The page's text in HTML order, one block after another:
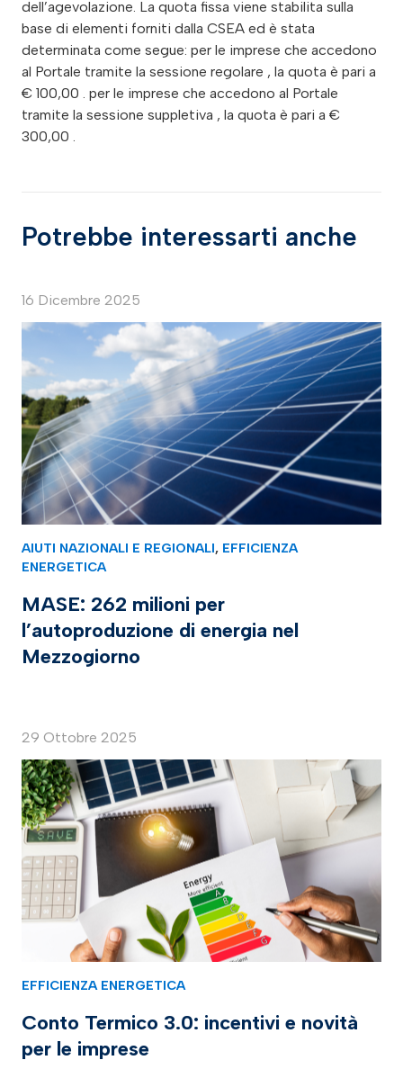
dell’agevolazione. La quota fissa viene stabilita sulla
base di elementi forniti dalla CSEA ed è stata
determinata come segue: per le imprese che accedono
al Portale tramite la sessione regolare , la quota è pari a
€ 100,00 . per le imprese che accedono al Portale
tramite la sessione suppletiva , la quota è pari a €
300,00 .
Potrebbe interessarti anche
16 Dicembre 2025
AIUTI NAZIONALI E REGIONALI, EFFICIENZA
ENERGETICA
MASE: 262 milioni per
l’autoproduzione di energia nel
Mezzogiorno
29 Ottobre 2025
EFFICIENZA ENERGETICA
Conto Termico 3.0: incentivi e novità
per le imprese